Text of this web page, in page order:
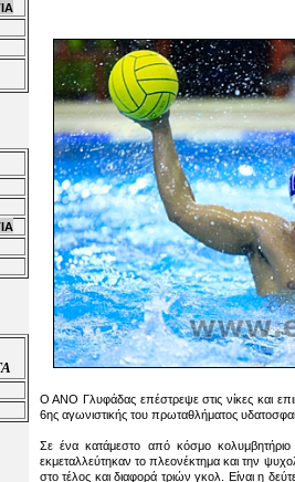
Ο ΑΝΟ Γλυφάδας επέστρεψε στις νίκες και
6ης αγωνιστικής του πρωταθλήματος
Σε ένα κατάμεστο από κόσμο
εκμεταλλεύτηκαν το πλεονέκτημα και την
στο τέλος και διαφορά τριών γκολ. Είναι η